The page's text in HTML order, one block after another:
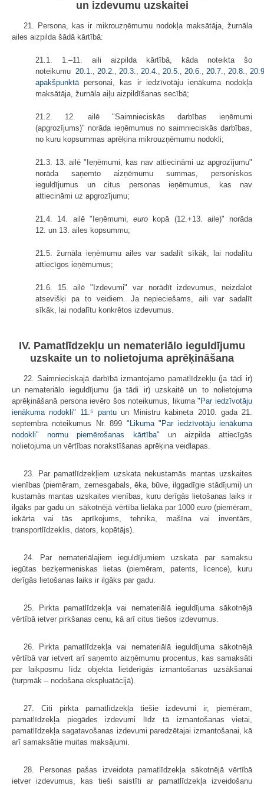
un izdevumu uzskaitei
21. Persona, kas ir mikrouzņēmumu nodokļa maksātāja, žurnāla
ailes aizpilda šādā kārtībā:
21.1. 1.–11. aili aizpilda kārtībā, kāda noteikta šo
noteikumu 20.1. 20.2. 20.3. 20.4. 20.5. 20.6. 20.7. 20.8.
apakšpunktā personai, kas ir iedzīvotāju ienākuma nodokļa
maksātāja, žurnāla aiļu aizpildīšanas secībā;
21.2. 12. ailē "Saimnieciskās darbības ieņēmumi
(apgrozījums)" norāda ieņēmumus no saimnieciskās darbības,
no kuru kopsummas aprēķina mikrouzņēmumu nodokli;
21.3. 13. ailē "Ieņēmumi, kas nav attiecināmi uz apgrozījumu"
norāda saņemto aizņēmumu summas, personiskos
ieguldījumus un citus personas ieņēmumus, kas nav
attiecināmi uz apgrozījumu;
21.4. 14. ailē "Ieņēmumi, euro kopā (12.+13. aile)" norāda
12. un 13. ailes kopsummu;
21.5. žurnāla ieņēmumu ailes var sadalīt sīkāk, lai nodalītu
attiecīgos ieņēmumus;
21.6. 15. ailē "Izdevumi" var norādīt izdevumus, neizdalot
atsevišķi pa to veidiem. Ja nepieciešams, aili var sadalīt
sīkāk, lai nodalītu konkrētos izdevumus.
IV. Pamatlīdzekļu un nemateriālo ieguldījumu
uzskaite un to nolietojuma aprēķināšana
22. Saimnieciskajā darbībā izmantojamo pamatlīdzekļu (ja tādi ir)
un nemateriālo ieguldījumu (ja tādi ir) uzskaitē un to nolietojuma
aprēķināšanā persona ievēro šos noteikumus, likuma"Par iedzīvotāju
ienākuma nodokli" 11.⁵ pantuun Ministru kabineta 2010. gada 21.
septembra noteikumus Nr. 899 "Likuma "Par iedzīvotāju ienākuma
nodokli" normu piemērošanas kārtība" un aizpilda attiecīgās
nolietojuma un vērtības norakstīšanas aprēķina veidlapas.
23. Par pamatlīdzekļiem uzskata nekustamās mantas uzskaites
vienības (piemēram, zemesgabals, ēka, būve, ilggadīgie stādījumi) un
kustamās mantas uzskaites vienības, kuru derīgās lietošanas laiks ir
ilgāks par gadu un sākotnējā vērtība lielāka par 1000 euro(piemēram,
iekārta vai tās aprīkojums, tehnika, mašīna vai inventārs,
transportlīdzeklis, dators, kopētājs).
24. Par nemateriālajiem ieguldījumiem uzskata par samaksu
iegūtas bezķermeniskas lietas (piemēram, patents, licence), kuru
derīgās lietošanas laiks ir ilgāks par gadu.
25. Pirkta pamatlīdzekļa vai nemateriālā ieguldījuma sākotnējā
vērtībā ietver pirkšanas cenu, kā arī citus tiešos izdevumus.
26. Pirkta pamatlīdzekļa vai nemateriālā ieguldījuma sākotnējā
vērtībā var ietvert arī saņemto aizņēmumu procentus, kas samaksāti
par laikposmu līdz objekta lietderīgās izmantošanas uzsākšanai
(turpmāk – nodošana ekspluatācijā).
27. Citi pirkta pamatlīdzekļa tiešie izdevumi ir, piemēram,
pamatlīdzekļa piegādes izdevumi līdz tā izmantošanas vietai,
pamatlīdzekļa sagatavošanas izdevumi paredzētajai izmantošanai, kā
arī samaksātie muitas maksājumi.
28. Personas pašas izveidota pamatlīdzekļa sākotnējā vērtībā
ietver izdevumus, kas tieši saistīti ar pamatlīdzekļa izveidošanu